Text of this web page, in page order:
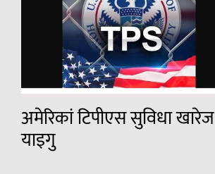
अमेरिकां टिपीएस सुविधा खारेज
याइगु